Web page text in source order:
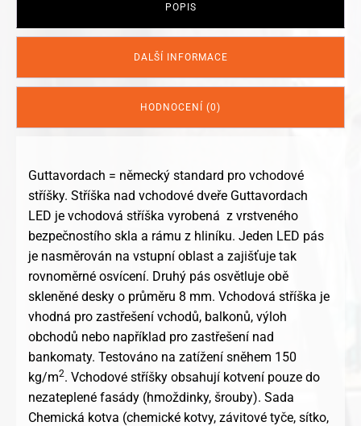
POPIS
DALŠÍ INFORMACE
HODNOCENÍ (0)
Guttavordach = německý standard pro vchodové
stříšky. Stříška nad vchodové dveře Guttavordach
LED je vchodová stříška vyrobená z vrstveného
bezpečnostího skla a rámu z hliníku. Jeden LED pás
je nasměrován na vstupní oblast a zajišťuje tak
rovnoměrné osvícení. Druhý pás osvětluje obě
skleněné desky o průměru 8 mm. Vchodová stříška je
vhodná pro zastřešení vchodů, balkonů, výloh
obchodů nebo například pro zastřešení nad
bankomaty. Testováno na zatížení sněhem 150
kg/m2. Vchodové stříšky obsahují kotvení pouze do
nezateplené fasády (hmoždinky, šrouby). Sada
Chemická kotva (chemické kotvy, závitové tyče, sítko,